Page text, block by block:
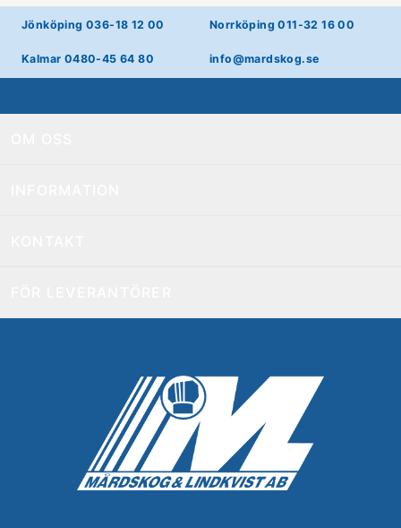
Jönköping 036-18 12 00 Norrköping 011-32 16 00
Kalmar 0480-45 64 80 info@mardskog.se